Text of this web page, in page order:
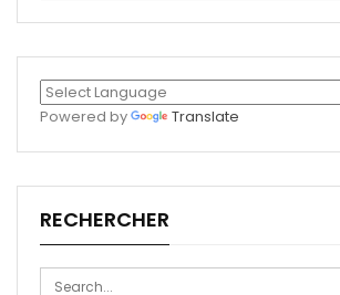
Powered by Translate
RECHERCHER